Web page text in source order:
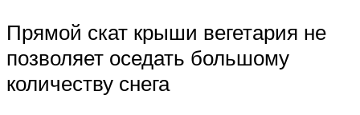
Прямой скат крыши вегетария не
позволяет оседать большому
количеству снега